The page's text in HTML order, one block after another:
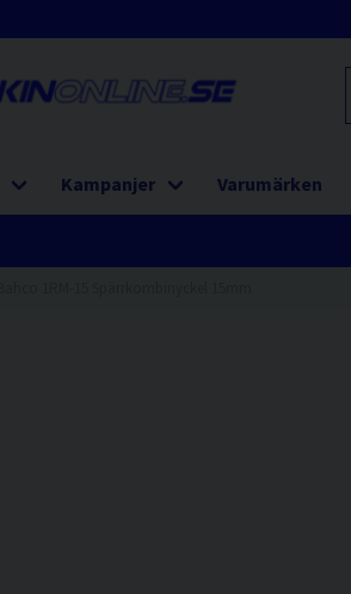
Kampanjer Varumärken